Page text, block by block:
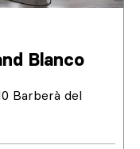
Blanco
Barberà del